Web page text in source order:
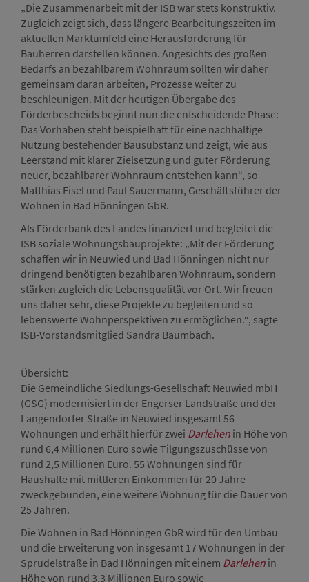
„Die Zusammenarbeit mit der ISB war stets konstruktiv.
Zugleich zeigt sich, dass längere Bearbeitungszeiten im
aktuellen Marktumfeld eine Herausforderung für
Bauherren darstellen können. Angesichts des großen
Bedarfs an bezahlbarem Wohnraum sollten wir daher
gemeinsam daran arbeiten, Prozesse weiter zu
beschleunigen. Mit der heutigen Übergabe des
Förderbescheids beginnt nun die entscheidende Phase:
Das Vorhaben steht beispielhaft für eine nachhaltige
Nutzung bestehender Bausubstanz und zeigt, wie aus
Leerstand mit klarer Zielsetzung und guter Förderung
neuer, bezahlbarer Wohnraum entstehen kann“, so
Matthias Eisel und Paul Sauermann, Geschäftsführer der
Wohnen in Bad Hönningen GbR.
Als Förderbank des Landes finanziert und begleitet die
ISB soziale Wohnungsbauprojekte: „Mit der Förderung
schaffen wir in Neuwied und Bad Hönningen nicht nur
dringend benötigten bezahlbaren Wohnraum, sondern
stärken zugleich die Lebensqualität vor Ort. Wir freuen
uns daher sehr, diese Projekte zu begleiten und so
lebenswerte Wohnperspektiven zu ermöglichen.“, sagte
ISB-Vorstandsmitglied Sandra Baumbach.
Übersicht:
Die Gemeindliche Siedlungs-Gesellschaft Neuwied mbH
(GSG) modernisiert in der Engerser Landstraße und der
Langendorfer Straße in Neuwied insgesamt 56
Wohnungen und erhält hierfür zwei Darlehen in Höhe von
rund 6,4 Millionen Euro sowie Tilgungszuschüsse von
rund 2,5 Millionen Euro. 55 Wohnungen sind für
Haushalte mit mittleren Einkommen für 20 Jahre
zweckgebunden, eine weitere Wohnung für die Dauer von
25 Jahren.
Die Wohnen in Bad Hönningen GbR wird für den Umbau
und die Erweiterung von insgesamt 17 Wohnungen in der
Sprudelstraße in Bad Hönningen mit einem Darlehen in
Höhe von rund 3,3 Millionen Euro sowie